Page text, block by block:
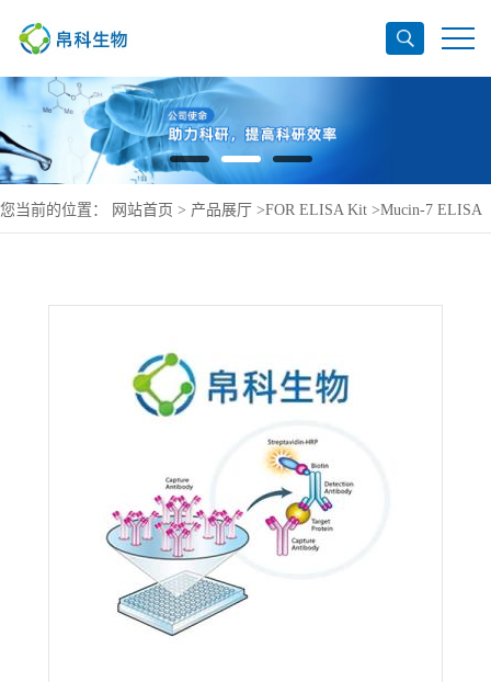
您当前的位置： 网站首页 > 产品展厅 >FOR ELISA Kit >Mucin-7 ELISA